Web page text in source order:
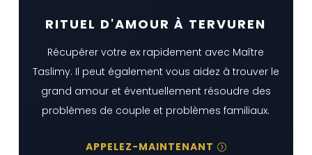
RITUEL D'AMOUR À TERVUREN
Récupérer votre ex rapidement avec Maître
Taslimy. Il peut également vous aidez à trouver le
grand amour et éventuellement résoudre des
problèmes de couple et problèmes familiaux.
APPELEZ-MAINTENANT